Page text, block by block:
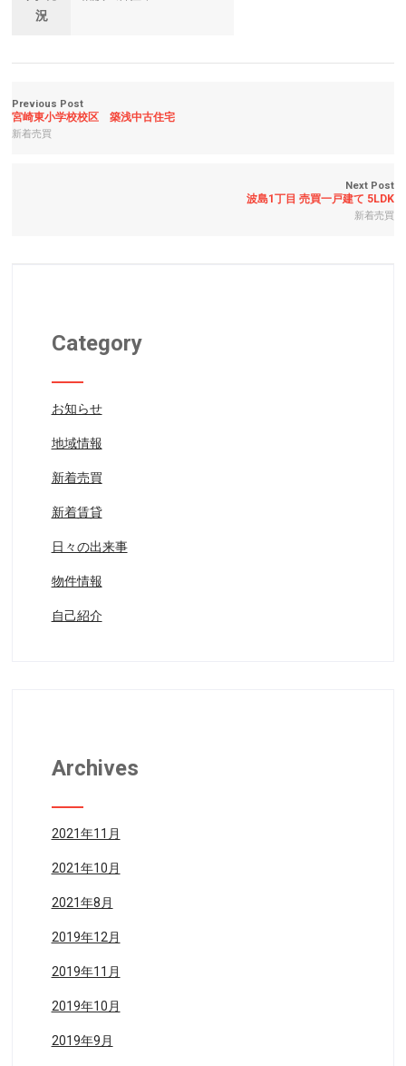
況
Previous Post
宮崎東小学校校区 築浅中古住宅
新着売買
Next Post
波島1丁目 売買一戸建て 5LDK
新着売買
Category
お知らせ
地域情報
新着売買
新着賃貸
日々の出来事
物件情報
自己紹介
Archives
2021年11月
2021年10月
2021年8月
2019年12月
2019年11月
2019年10月
2019年9月